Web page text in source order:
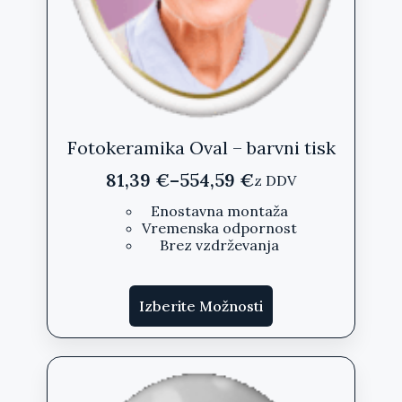
Fotokeramika Oval – barvni tisk
81,39 €–554,59 €
Cenovni
razpon:
od
81,39 €
554,59 €
z DDV
Enostavna montaža
Vremenska odpornost
Brez vzdrževanja
Izberite Možnosti
Ta
izdelek
ima
več
različic.
Možnosti